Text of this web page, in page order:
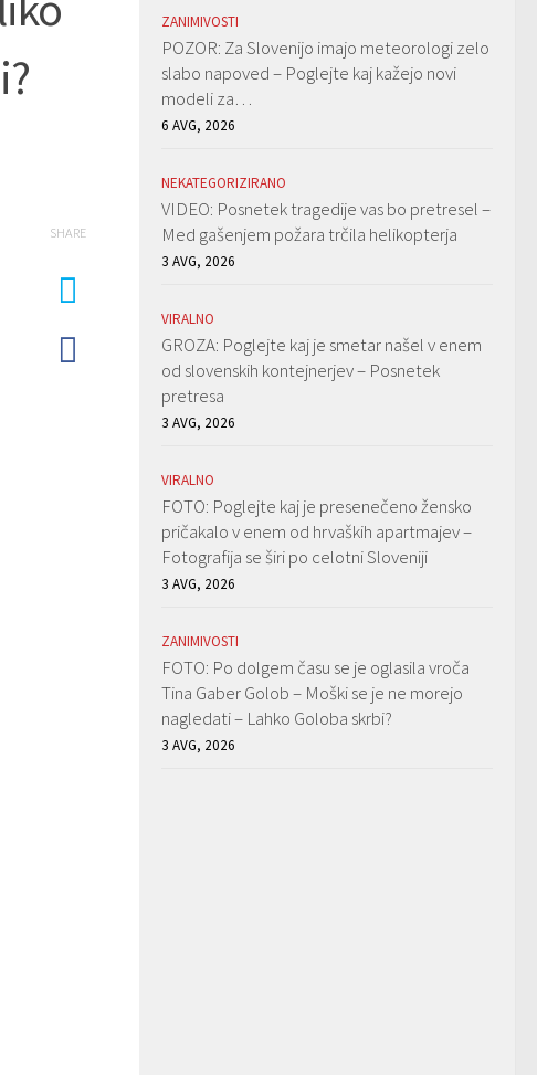
SHARE
ZANIMIVOSTI
POZOR: Za Slovenijo imajo meteorologi zelo
slabo napoved – Poglejte kaj kažejo novi
modeli za…
6 AVG, 2026
NEKATEGORIZIRANO
VIDEO: Posnetek tragedije vas bo pretresel –
Med gašenjem požara trčila helikopterja
3 AVG, 2026
VIRALNO
GROZA: Poglejte kaj je smetar našel v enem
od slovenskih kontejnerjev – Posnetek
pretresa
3 AVG, 2026
VIRALNO
FOTO: Poglejte kaj je presenečeno žensko
pričakalo v enem od hrvaških apartmajev –
Fotografija se širi po celotni Sloveniji
3 AVG, 2026
ZANIMIVOSTI
FOTO: Po dolgem času se je oglasila vroča
Tina Gaber Golob – Moški se je ne morejo
nagledati – Lahko Goloba skrbi?
3 AVG, 2026